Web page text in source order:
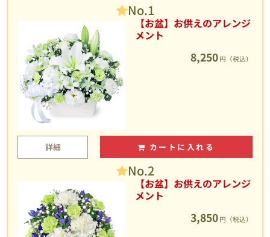
No.1
【お盆】お供えのアレンジ
メント
8,250 円（税込）
詳細 カートに入れる
No.2
【お盆】お供えのアレンジ
メント
3,850 円（税込）